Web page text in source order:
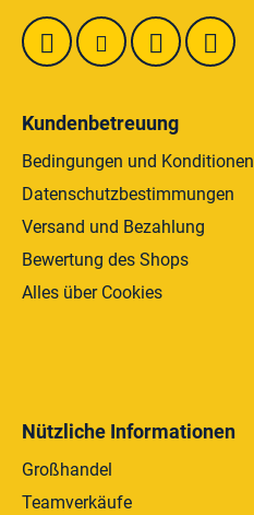
Kundenbetreuung
Bedingungen und Konditionen
Datenschutzbestimmungen
Versand und Bezahlung
Bewertung des Shops
Alles über Cookies
Nützliche Informationen
Großhandel
Teamverkäufe